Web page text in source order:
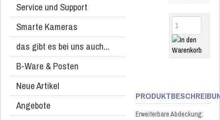
Service und Support
Smarte Kameras
das gibt es bei uns auch...
B-Ware & Posten
Neue Artikel
Angebote
Erweiterbare Abdeckung: